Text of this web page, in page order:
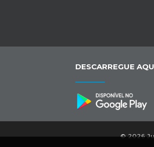
DESCARREGUE
© 2026